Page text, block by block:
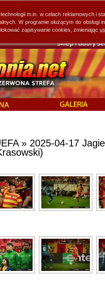
» 2025-04-17
m.in. w celach reklamowych i
W programie służącym do
zapisywanie cookies, zmieniając